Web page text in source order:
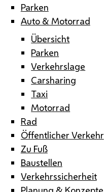
Parken
Auto & Motorrad
Übersicht
Parken
Verkehrslage
Carsharing
Taxi
Motorrad
Rad
Öffentlicher Verkehr
Zu Fuß
Baustellen
Verkehrssicherheit